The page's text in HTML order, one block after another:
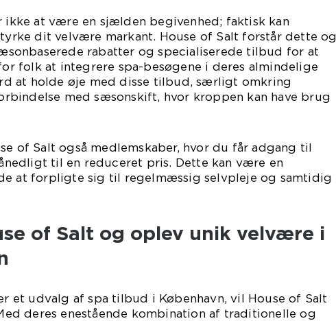
ikke at være en sjælden begivenhed; faktisk kan
dit velvære markant. House of Salt forstår dette og
rabatter og specialiserede tilbud for at
folk at integrere spa-besøgene i deres almindelige
at holde øje med disse tilbud, særligt omkring
med sæsonskift, hvor kroppen kan have brug
of Salt også medlemskaber, hvor du får adgang til
til en reduceret pris. Dette kan være en
at forpligte sig til regelmæssig selvpleje og samtidig
of Salt og oplev unik velvære i
et udvalg af spa tilbud i København, vil House of Salt
deres enestående kombination af traditionelle og